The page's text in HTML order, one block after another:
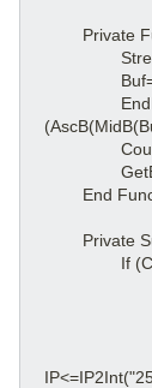
Private
End
Private
If
If
If IP>=